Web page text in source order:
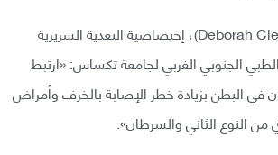
تقول (ديبورا كليغ-Deborah Clegg)، إختصاصية التغذية السريرية
الجنوبي الغربي لجامعة تكساس: «ارتبط
في البطن بزيادة خطر الإصابة بالخرف وأمراض
النوع الثاني والسرطان».